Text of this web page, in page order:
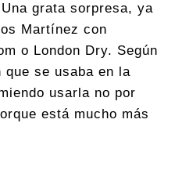
grata sorpresa, ya
Martínez con
o London Dry. Según
que se usaba en la
usarla no por
está mucho más